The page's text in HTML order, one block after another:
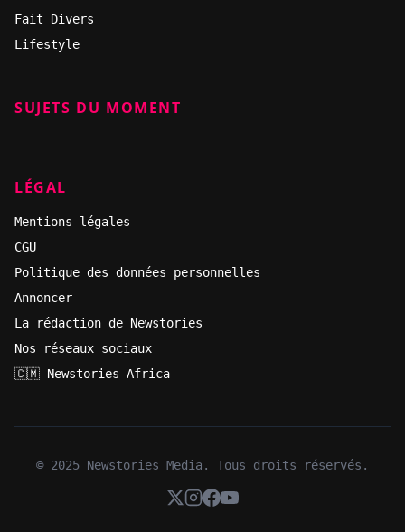
Fait Divers
Lifestyle
SUJETS DU MOMENT
LÉGAL
Mentions légales
CGU
Politique des données personnelles
Annoncer
La rédaction de Newstories
Nos réseaux sociaux
🇨🇲 Newstories Africa
© 2025 Newstories Media. Tous droits réservés.